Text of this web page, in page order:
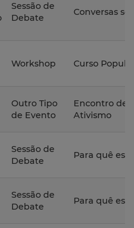
Sessão de
Debate
Conversas
Workshop Curso
Outro Tipo
de Evento
Encontro de
Ativismo
Sessão de
Debate
Para quê
Sessão de
Debate
Para quê